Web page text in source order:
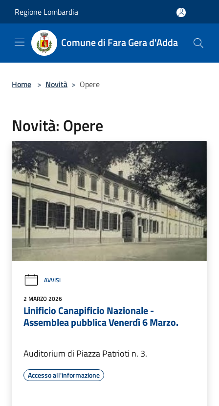
Regione Lombardia
Comune di Fara Gera d'Adda
Home > Novità > Opere
Novità: Opere
AVVISI
2 MARZO 2026
Linificio Canapificio Nazionale -
Assemblea pubblica Venerdì 6 Marzo.
Auditorium di Piazza Patrioti n. 3.
Accesso all'informazione